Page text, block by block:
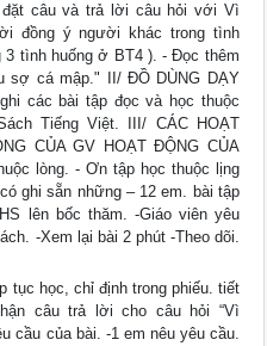
câu và trả lời câu hỏi với Vì
đồng ý người khác trong tình
3 tình huống ở BT4 ). - Đọc thêm
sợ cá mập." II/ ĐỒ DÙNG DẠY
các bài tập đọc và học thuộc
Tiếng Việt. III/ CÁC HOẠT
CỦA GV HOẠT ĐỘNG CỦA
lòng. - Ơn tập học thuộc lịng
ghi sẵn những – 12 em. bài tập
lên bốc thăm. -Giáo viên yêu
-Xem lại bài 2 phút -Theo dõi.
tục học, chỉ định trong phiếu. tiết
câu trả lời cho câu hỏi “Vì
cầu của bài. -1 em nêu yêu cầu.